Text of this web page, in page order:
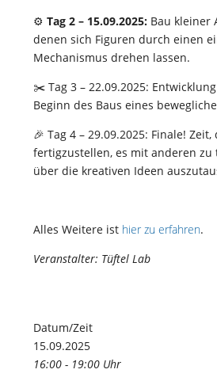
⚙️ Tag 2 – 15.09.2025: Bau kleiner
denen sich Figuren durch einen
Mechanismus drehen lassen.
✂️ Tag 3 – 22.09.2025:
Beginn des Baus eines
🎉 Tag 4 – 29.09.2025: Finale!
fertigzustellen, es mit anderen zu
über die kreativen Ideen
Alles Weitere ist hier zu erfahren.
Veranstalter: Tüftel Lab
Datum/Zeit
15.09.2025
16:00 - 19:00 Uhr